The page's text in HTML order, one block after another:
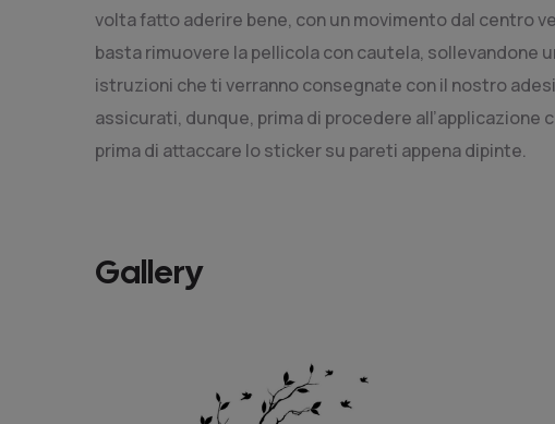
volta fatto aderire bene, con un movimento dal centro
basta rimuovere la pellicola con cautela, sollevandone
istruzioni che ti verranno consegnate con il nostro
assicurati, dunque, prima di procedere all’applicazione
prima di attaccare lo sticker su pareti appena dipinte.
Gallery